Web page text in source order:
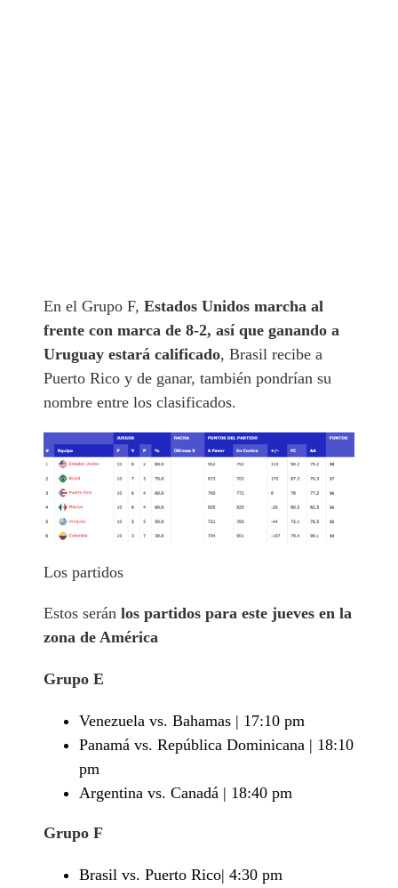
En el Grupo F,Estados Unidos marcha al
frente con marca de 8-2, así que ganando a
Uruguay estará calificado, Brasil recibe a
Puerto Rico y de ganar, también pondrían su
nombre entre los clasificados.
Los partidos
Estos serán los partidos para este jueves en la
zona de América
Grupo E
Venezuela vs. Bahamas | 17:10 pm
Panamá vs. República Dominicana | 18:10
pm
Argentina vs. Canadá | 18:40 pm
Grupo F
Brasil vs. Puerto Rico| 4:30 pm